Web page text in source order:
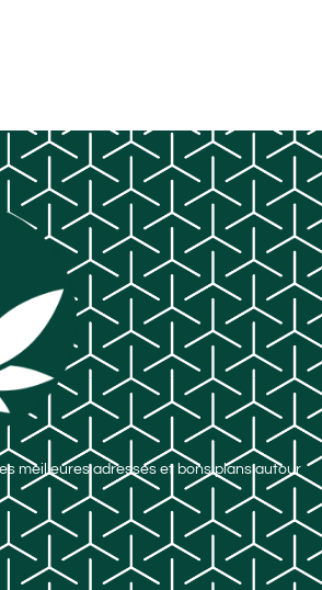
meilleures adresses et bons plans autour